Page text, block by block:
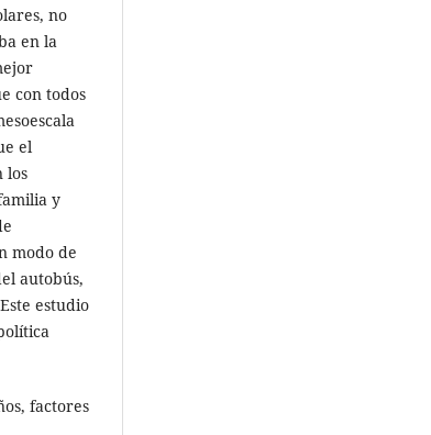
no
en la
con todos
el
los
y
modo de
autobús,
estudio
factores